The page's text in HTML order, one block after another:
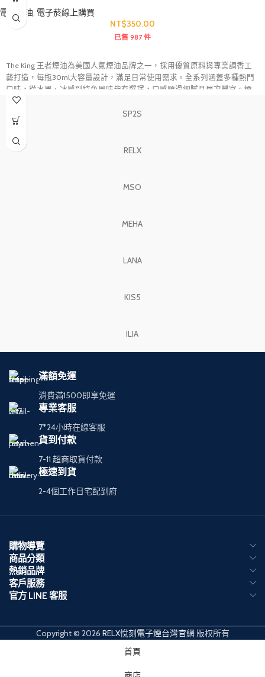
電子煙油 電子菸線上購買
NT$350.00
已售 987 件
The King 王者煙油為美國人氣煙油品牌之一，採用優質原料與專業調香工
藝打造，每瓶30ml大容量設計，滿足日常使用需求。全系列涵蓋多種熱門
口味，從水果、冰感到特色風味皆有選擇，口感順滑細膩且層次豐富。煙
油霧化穩定、風味還原度高，適用於各類註油式電子煙主機與空倉煙彈。
SP2S
RELX
MSO
MEHA
LANA
KIS5
ILIA
滿額免運
消費滿1500即享免運
專業客服
7*24小時在線客服
貨到付款
7-11 超商取貨付款
極速到貨
2-4個工作日宅配到府
購物導覽
商品分類
熱銷品牌
客戶服務
官方 LINE 客服
Copyright © 2026 RELX悅刻電子煙台灣官網版权所有
首頁